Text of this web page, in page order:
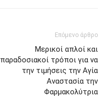
Επόμενο άρθρο
Μερικοί απλοί και
παραδοσιακοί τρόποι για να
την τιμήσεις την Αγία
Αναστασία την
Φαρμακολύτρια